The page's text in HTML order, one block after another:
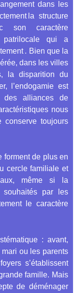
dans les
la structure
son caractère
patrilocale qui a
. Bien que la
dans les villes
la disparition du
l’endogamie est
des alliances de
nous
conserve toujours
forment de plus en
cercle familiale et
même si la
souhaités par les
le caractère
: avant,
ou les parents
s’établissent
famille. Mais
de déménager